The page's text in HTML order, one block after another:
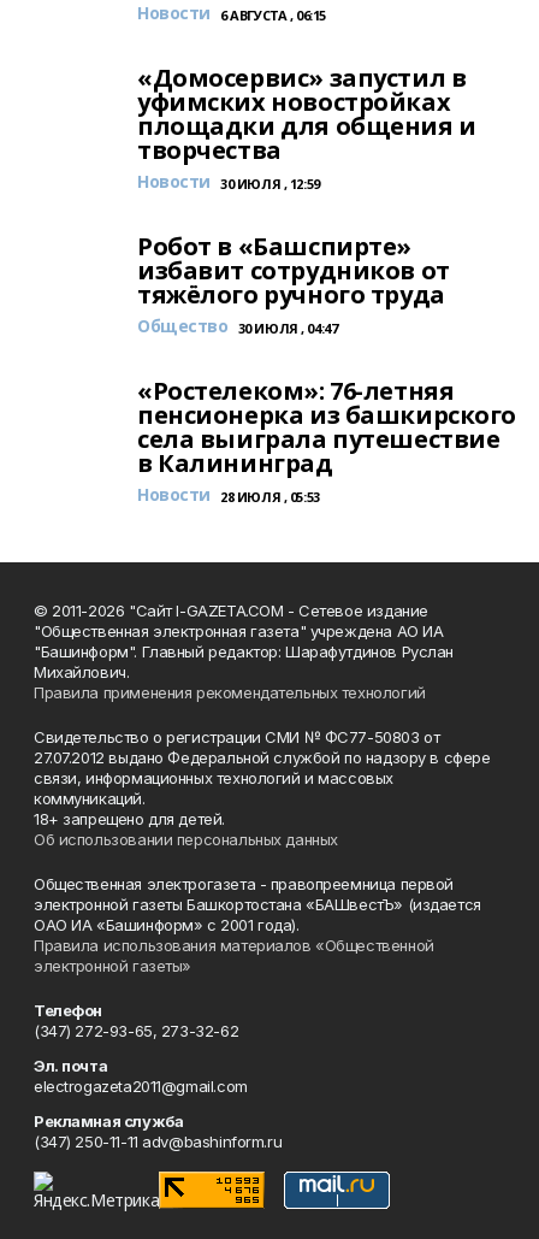
Новости 6 АВГУСТА , 06:15
«Домосервис» запустил в
уфимских новостройках
площадки для общения и
творчества
Новости 30 ИЮЛЯ , 12:59
Робот в «Башспирте»
избавит сотрудников от
тяжёлого ручного труда
Общество 30 ИЮЛЯ , 04:47
«Ростелеком»: 76-летняя
пенсионерка из башкирского
села выиграла путешествие
в Калининград
Новости 28 ИЮЛЯ , 05:53
© 2011-2026 "Сайт I-GAZETA.COM - Сетевое издание
"Общественная электронная газета" учреждена АО ИА
"Башинформ". Главный редактор: Шарафутдинов Руслан
Михайлович.
Правила применения рекомендательных технологий
Свидетельство о регистрации СМИ № ФС77-50803 от
27.07.2012 выдано Федеральной службой по надзору в сфере
связи, информационных технологий и массовых
коммуникаций.
18+ запрещено для детей.
Об использовании персональных данных
Общественная электрогазета - правопреемница первой
электронной газеты Башкортостана «БАШвестЪ» (издается
ОАО ИА «Башинформ» с 2001 года).
Правила использования материалов «Общественной
электронной газеты»
Телефон
(347) 272-93-65, 273-32-62
Эл. почта
electrogazeta2011@gmail.com
Рекламная служба
(347) 250-11-11 adv@bashinform.ru